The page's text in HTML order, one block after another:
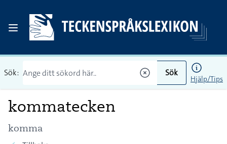
Sök: Sök
Hjälp/Tips
kommatecken
komma